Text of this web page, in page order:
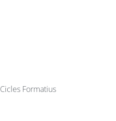
Cicles Formatius